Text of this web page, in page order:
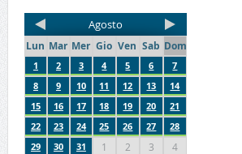
Agosto
Lun Mar Mer Gio Ven Sab Dom
1 2 3 4 5 6
7
8
9 10 11 12 13
14
15
16 17 18 19 20
21
22
23 24 25 26 27
28
29
30 31 1 2 3 4